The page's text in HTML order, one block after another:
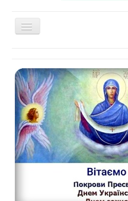
Перемикач
навігації
Адміністративна
Самоврядування
Виховна
Дистанційна освіта
Психологічна служба